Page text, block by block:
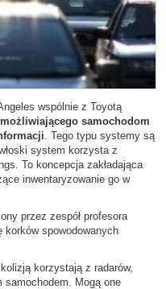
wspólnie z Toyotą
samochodom
. Tego typu systemy są
system korzysta z
To koncepcja zakładająca
inwentaryzowanie go w
przez zespół profesora
korków spowodowanych
korzystają z radarów,
samochodem. Mogą one